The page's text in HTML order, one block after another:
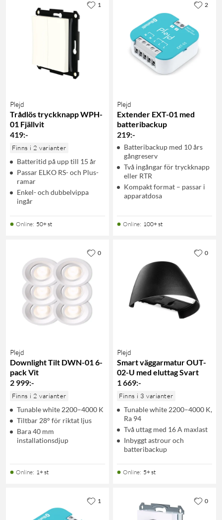
Plejd
Trådlös tryckknapp WPH-
01 Fjällvit
419:-
Finns i 2 varianter
Batteritid på upp till 15 år
Passar ELKO RS- och Plus-
ramar
Enkel- och dubbelvippa
ingår
Online: 50+ st
1
Plejd
Extender EXT-01 med
batteribackup
219:-
Batteribackup med 10 års
gångreserv
Två ingångar för tryckknapp
eller RTR
Kompakt format – passar i
apparatdosa
Online: 100+ st
2
Plejd
Downlight Tilt DWN-01 6-
pack Vit
2 999:-
Finns i 2 varianter
Tunable white 2200–4000 K
Tiltbar 28° för riktat ljus
Bara 40 mm
installationsdjup
Online: 1+ st
0
Plejd
Smart väggarmatur OUT-
02-U med eluttag Svart
1 669:-
Finns i 3 varianter
Tunable white 2200–4000 K,
Ra 94
Två uttag med 16 A maxlast
Inbyggt astrour och
batteribackup
Online: 5+ st
0
1 0